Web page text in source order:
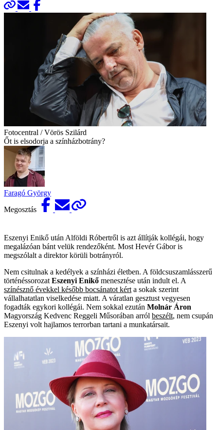
Fotocentral / Vörös Szilárd
Őt is elsodorja a színházbotrány?
Faragó György
Megosztás
Eszenyi Enikő után Alföldi Róbertről is azt állítják kollégái, hogy
megalázóan bánt velük rendezőként. Most Hevér Gábor is
megszólalt a direktor körüli botrányról.
Nem csitulnak a kedélyek a színházi életben. A földcsuszamlásszerű
történéssorozat Eszenyi Enikő menesztése után indult el. A
színésznő évekkel később bocsánatot kért a sokak szerint
vállalhatatlan viselkedése miatt. A váratlan gesztust vegyesen
fogadták egykori kollégái. Nem sokkal ezután Molnár Áron
Magyország Kedvenc Reggeli Műsorában arról beszélt, nem csupán
Eszenyi volt hajlamos terrorban tartani a munkatársait.